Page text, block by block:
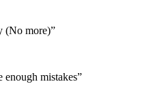
(No more)”
enough mistakes”